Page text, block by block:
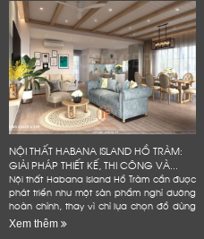
NỘI THẤT HABANA ISLAND HỒ TRÀM:
GIẢI PHÁP THIẾT KẾ, THI CÔNG VÀ...
Nội thất Habana Island Hồ Tràm cần được
phát triển như một sản phẩm nghỉ dưỡng
hoàn chỉnh, thay vì chỉ lựa chọn đồ dùng
theo sở thích hoặc lấp đầy các khoảng
trống trong...
Xem thêm